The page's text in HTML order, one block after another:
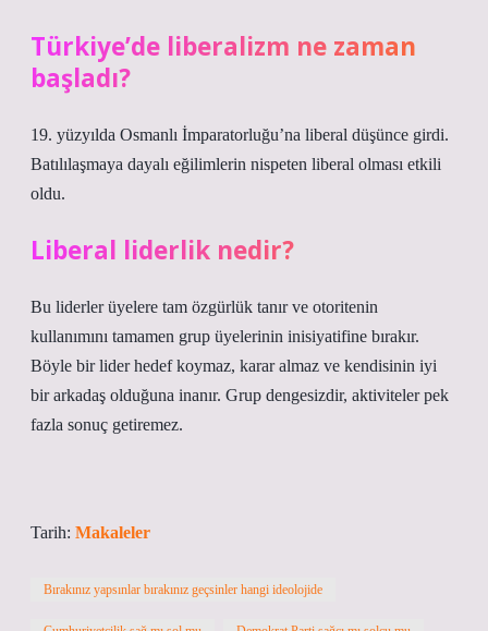
Türkiye’de liberalizm ne zaman
başladı?
19. yüzyılda Osmanlı İmparatorluğu’na liberal düşünce girdi.
Batılılaşmaya dayalı eğilimlerin nispeten liberal olması etkili
oldu.
Liberal liderlik nedir?
Bu liderler üyelere tam özgürlük tanır ve otoritenin
kullanımını tamamen grup üyelerinin inisiyatifine bırakır.
Böyle bir lider hedef koymaz, karar almaz ve kendisinin iyi
bir arkadaş olduğuna inanır. Grup dengesizdir, aktiviteler pek
fazla sonuç getiremez.
Tarih: Makaleler
Bırakınız yapsınlar bırakınız geçsinler hangi ideolojide